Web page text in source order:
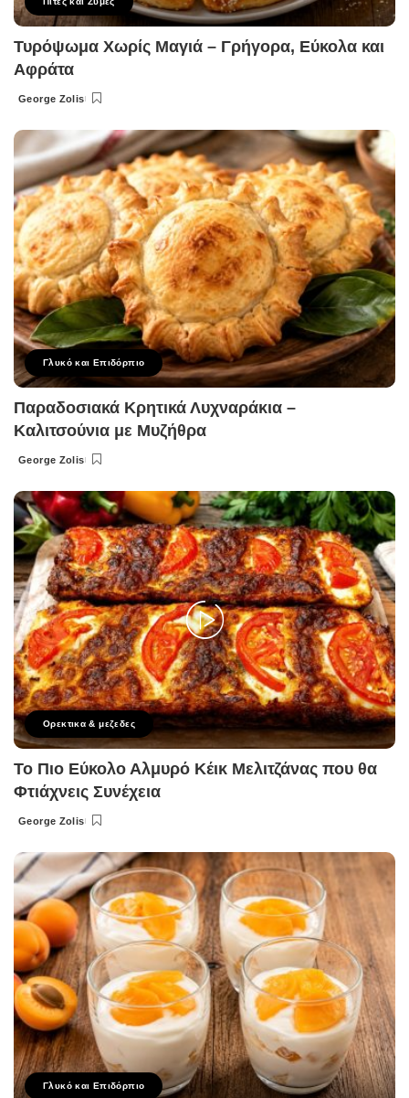
Τυρόψωμα Χωρίς Μαγιά – Γρήγορα, Εύκολα και
Αφράτα
Posted
George Zolis
Γλυκό και Επιδόρπιο
Παραδοσιακά Κρητικά Λυχναράκια –
Καλιτσούνια με Μυζήθρα
Posted
George Zolis
Ορεκτικα & μεζεδες
Το Πιο Εύκολο Αλμυρό Κέικ Μελιτζάνας που θα
Φτιάχνεις Συνέχεια
Posted
George Zolis
Γλυκό και Επιδόρπιο